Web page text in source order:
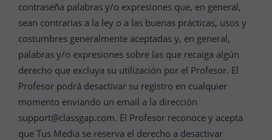
contraseña palabras y/o expresiones que, en general,
sean contrarias a la ley o a las buenas prácticas, usos y
costumbres generalmente aceptadas y, en general,
palabras y/o expresiones sobre las que recaiga algún
derecho que excluya su utilización por el Profesor. El
Profesor podrá desactivar su registro en cualquier
momento enviando un email a la dirección
support@classgap.com. El Profesor reconoce y acepta
que Tus Media se reserva el derecho a desactivar